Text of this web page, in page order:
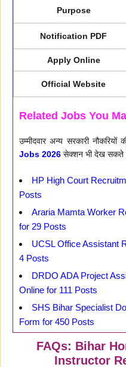
Purpose
Notification PDF
Apply Online
Official Website
Related Jobs You
उम्मीदवार अन्य सरकारी नौकरियों
Jobs 2026 सेक्शन भी देख सकते
HP High Court
Posts
Araria Mamta Worker
for 29 Posts
UCSL Office Assistant
4 Posts
DRDO ADA Project
Online for 111 Posts
SHS Bihar Specialist
Form for 450 Posts
FAQs: Bihar
Instructor